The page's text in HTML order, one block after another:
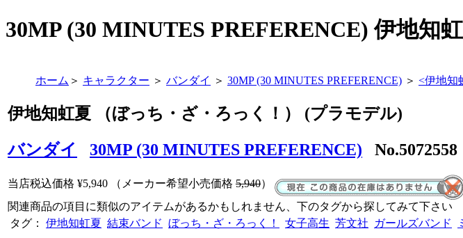
30MP (30 MINUTES PREFERENCE) 伊地知
ホーム ＞ キャラクター ＞ バンダイ ＞ 30MP (30 MINUTES PREFERENCE) ＞ <伊地知
伊地知虹夏 （ぼっち・ざ・ろっく！） (プラモデル)
バンダイ
30MP (30 MINUTES PREFERENCE)
当店税込価格 ¥5,940 （メーカー希望小売価格 5,940）
関連商品の項目に類似のアイテムがあるかもしれません、下のタグから探してみて下さい
タグ： 伊地知虹夏 結束バンド ぼっち・ざ・ろっく！ 女子高生 芳文社 ガールズバンド